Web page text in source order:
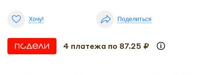
Хочу! Поделиться
4 платежа по 87.25 ₽